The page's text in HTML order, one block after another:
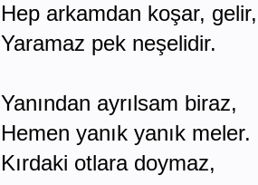
Hep arkamdan koşar, gelir,
Yaramaz pek neşelidir.
Yanından ayrılsam biraz,
Hemen yanık yanık meler.
Kırdaki otlara doymaz,